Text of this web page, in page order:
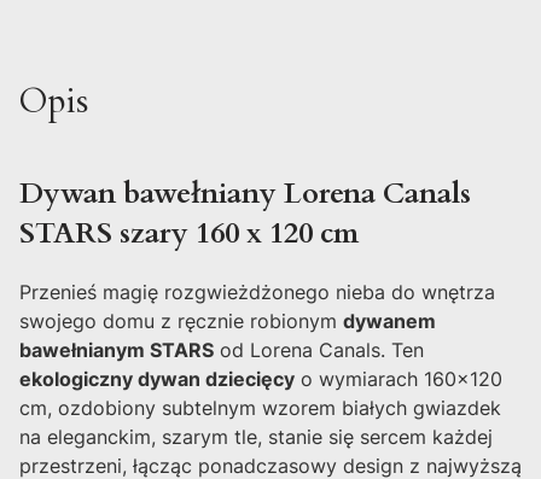
Opis
Dywan bawełniany Lorena Canals
STARS szary 160 x 120 cm
Przenieś magię rozgwieżdżonego nieba do wnętrza
swojego domu z ręcznie robionym dywanem
bawełnianym STARS od Lorena Canals. Ten
ekologiczny dywan dziecięcy o wymiarach 160x120
cm, ozdobiony subtelnym wzorem białych gwiazdek
na eleganckim, szarym tle, stanie się sercem każdej
przestrzeni, łącząc ponadczasowy design z najwyższą